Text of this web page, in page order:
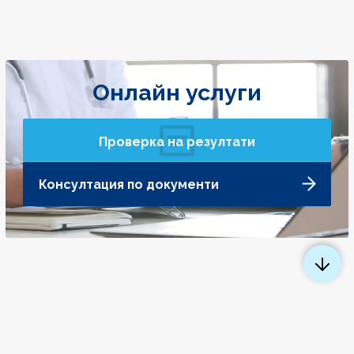
Онлайн услуги
Проверка на резултати
Консултация по документи